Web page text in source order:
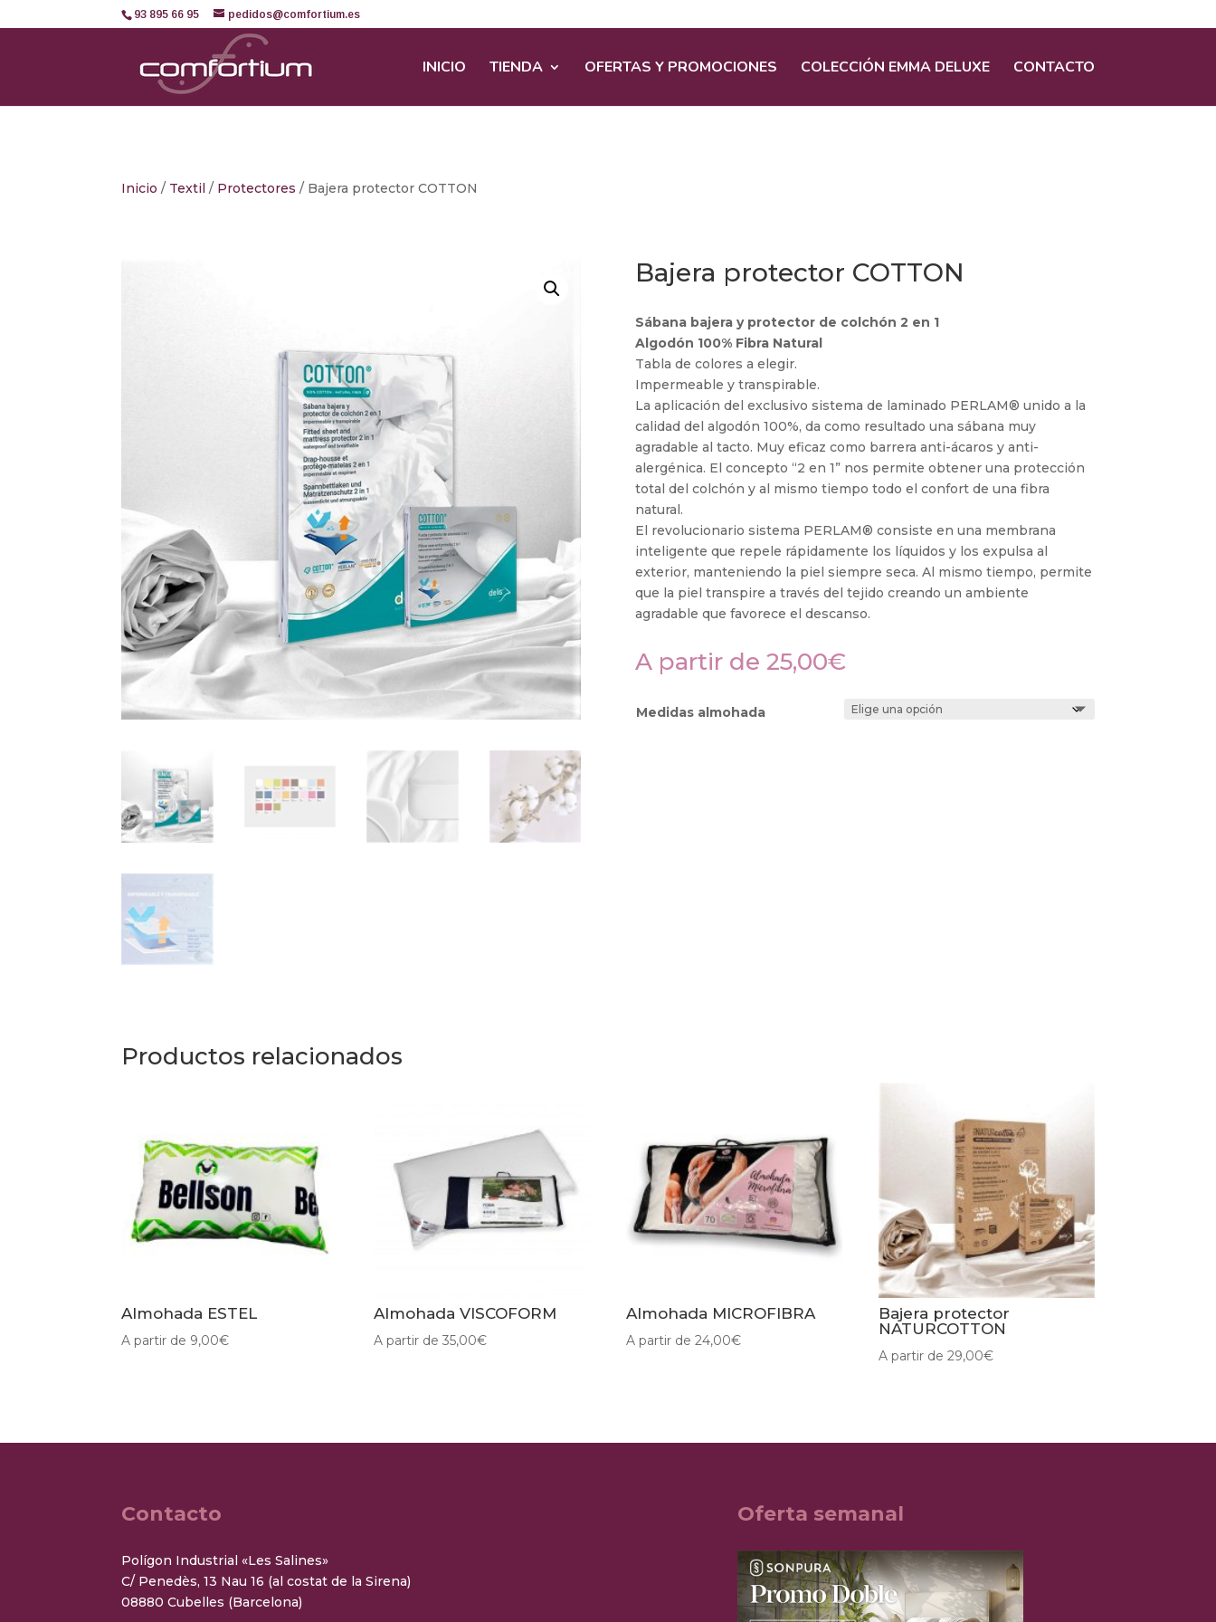
93 895 66 95 pedidos@comfortium.es
INICIO TIENDA OFERTAS Y PROMOCIONES COLECCIÓN EMMA DELUXE CONTACTO
Inicio / Textil / Protectores / Bajera protector COTTON
Bajera protector COTTON
Sábana bajera y protector de colchón 2 en 1
Algodón 100% Fibra Natural
Tabla de colores a elegir.
Impermeable y transpirable.
La aplicación del exclusivo sistema de laminado PERLAM® unido a la
calidad del algodón 100%, da como resultado una sábana muy
agradable al tacto. Muy eficaz como barrera anti-ácaros y anti-
alergénica. El concepto “2 en 1” nos permite obtener una protección
total del colchón y al mismo tiempo todo el confort de una fibra
natural.
El revolucionario sistema PERLAM® consiste en una membrana
inteligente que repele rápidamente los líquidos y los expulsa al
exterior, manteniendo la piel siempre seca. Al mismo tiempo, permite
que la piel transpire a través del tejido creando un ambiente
agradable que favorece el descanso.
A partir de 25,00€
Medidas almohada
Productos relacionados
Almohada ESTEL
A partir de 9,00€
Almohada VISCOFORM
A partir de35,00€
Almohada MICROFIBRA
A partir de24,00€
Bajera protector
NATURCOTTON
A partir de29,00€
Contacto
Polígon Industrial «Les Salines»
C/ Penedès, 13 Nau 16 (al costat de la Sirena)
08880 Cubelles (Barcelona)
Oferta semanal